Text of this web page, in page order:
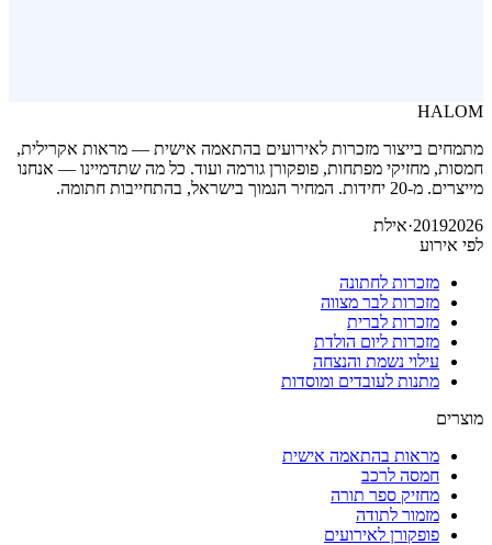
HALOM
מתמחים בייצור מזכרות לאירועים בהתאמה אישית — מראות אקרילית,
חמסות, מחזיקי מפתחות, פופקורן גורמה ועוד. כל מה שתדמיינו — אנחנו
מייצרים. מ-20 יחידות. המחיר הנמוך בישראל, בהתחייבות חתומה.
20192026
·אילת
לפי אירוע
מזכרות לחתונה
מזכרות לבר מצווה
מזכרות לברית
מזכרות ליום הולדת
עילוי נשמת והנצחה
מתנות לעובדים ומוסדות
מוצרים
מראות בהתאמה אישית
חמסה לרכב
מחזיק ספר תורה
מזמור לתודה
פופקורן לאירועים